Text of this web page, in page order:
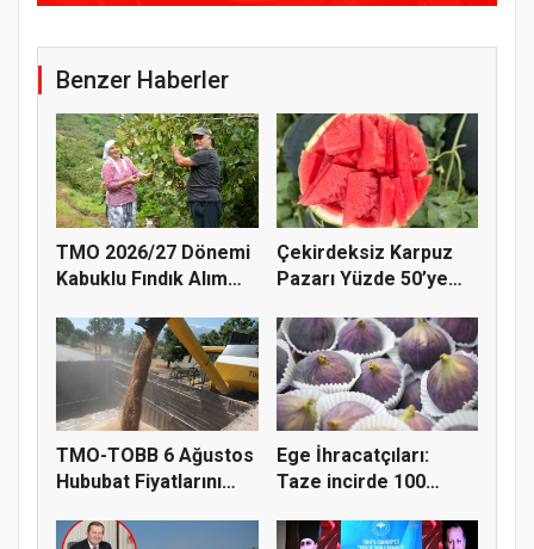
Benzer Haberler
TMO 2026/27 Dönemi
Kabuklu Fındık Alım
Çekirdeksiz Karpuz
Pazarı Yüzde 50’ye
TMO-TOBB 6 Ağustos
Hububat Fiyatlarını
Ege İhracatçıları:
Taze incirde 100